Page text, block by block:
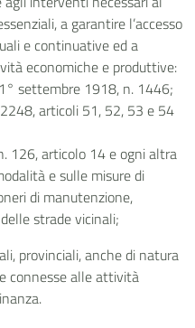
a garantire l’accesso
e continuative ed a
economiche e produttive:
settembre 1918, n. 1446;
articoli 51, 52, 53 e 54
126, articolo 14 e ogni altra
e sulle misure di
di manutenzione,
strade vicinali;
provinciali, anche di natura
connesse alle attività